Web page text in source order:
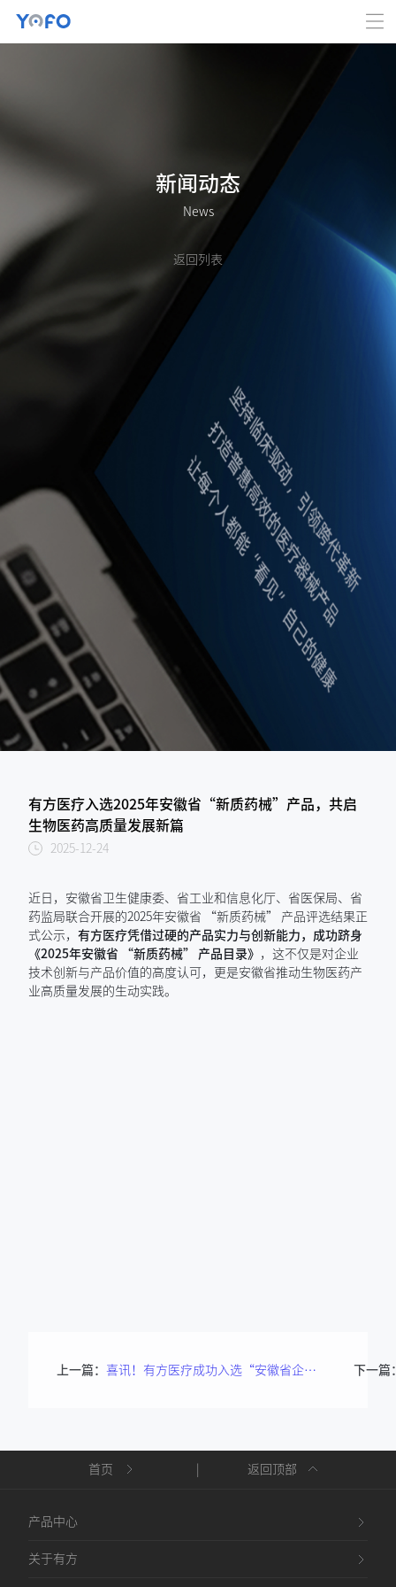
新闻动态
News
返回列表
有方医疗入选2025年安徽省“新质药械”产品，共启
生物医药高质量发展新篇
2025-12-24
近日，安徽省卫生健康委、省工业和信息化厅、省医保局、省
药监局联合开展的2025年安徽省 “新质药械” 产品评选结果正
式公示， 有方医疗凭借过硬的产品实力与创新能力，成功跻身
《2025年安徽省 “新质药械” 产品目录》
，这不仅是对企业
技术创新与产品价值的高度认可，更是安徽省推动生物医药产
业高质量发展的生动实践。
上一篇： 喜讯！有方医疗成功入选“安徽省企业技术中心名单” 下一篇
首页 返回顶部
产品中心
关于有方